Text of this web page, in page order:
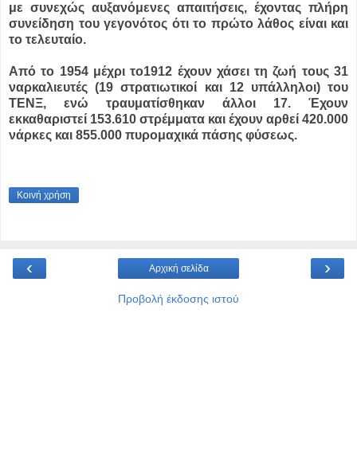
με συνεχώς αυξανόμενες απαιτήσεις, έχοντας πλήρη
συνείδηση του γεγονότος ότι το πρώτο λάθος είναι και
το τελευταίο.
Από το 1954 μέχρι το1912 έχουν χάσει τη ζωή τους 31
ναρκαλιευτές (19 στρατιωτικοί και 12 υπάλληλοι) του
ΤΕΝΞ, ενώ τραυματίσθηκαν άλλοι 17. Έχουν
εκκαθαριστεί 153.610 στρέμματα και έχουν αρθεί 420.000
νάρκες και 855.000 πυρομαχικά πάσης φύσεως.
Κοινή χρήση
‹ ›
Αρχική σελίδα
Προβολή έκδοσης ιστού